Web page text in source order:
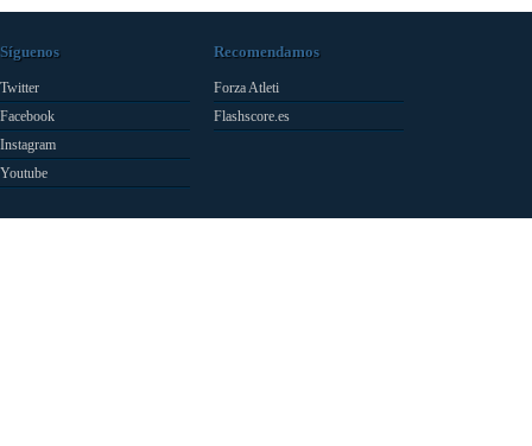
Síguenos
Twitter
Facebook
Instagram
Youtube
Recomendamos
Forza Atleti
Flashscore.es